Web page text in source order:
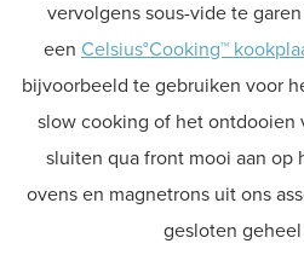
Service
Shop
vervolgens sous-vide te
een Celsius°Cooking™
bijvoorbeeld te gebruiken voor
slow cooking of het ontdooien
sluiten qua front mooi aan op
ovens en magnetrons uit ons
gesloten